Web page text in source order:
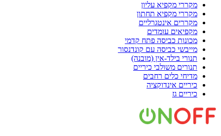
מקררי מקפיא עליון​
מקררי מקפיא תחתון​
מקררים אינטגרליים
מקפיאים עומדים
מכונות כביסה פתח קדמי
מייבשי כביסה עם קונדנסור
תנורי בילד-אין (מובנה)
תנורים משולבי כיריים
מדיחי כלים רחבים
כיריים אינדוקציה
כיריים גז